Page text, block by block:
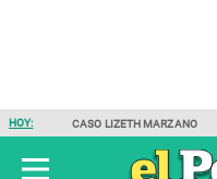
HOY: CASO LIZETH MARZANO